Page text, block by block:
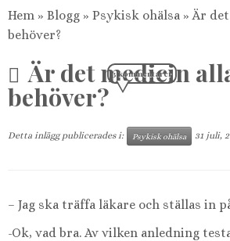
Hem » Blogg » Psykisk ohälsa » Är
behöver?
Är det medicin
behöver?
3 kommentarer
Detta inlägg publicerades i: Psykisk ohälsa 31 juli,
– Jag ska träffa läkare och ställas in
-Ok, vad bra. Av vilken anledning